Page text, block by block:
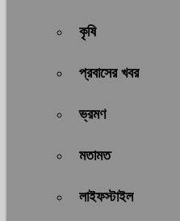
কৃষি
প্রবাসের খবর
ভ্রমণ
মতামত
লাইফস্টাইল